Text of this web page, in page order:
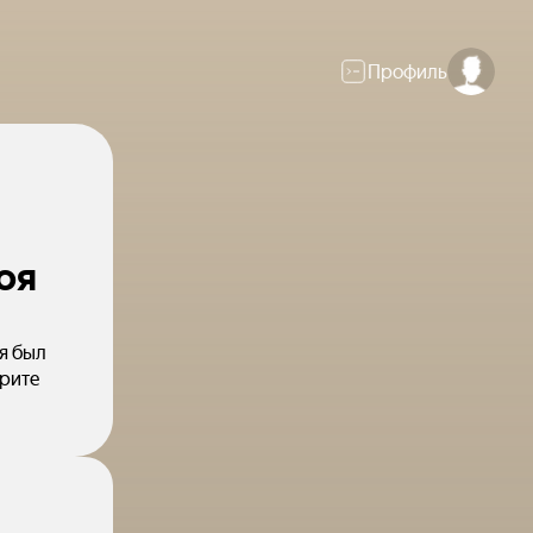
Профиль
был